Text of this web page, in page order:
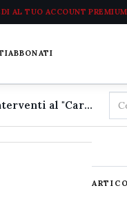
AL TUO ACCOUNT PREMIUM
ABBONATI
Week and Day Surgery: prime visite di chirurgia generale e interventi al "Caracciolo" di Agnone
nel